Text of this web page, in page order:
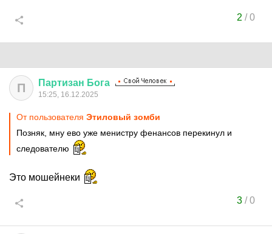
2 /0
П Партизан Бога
15:25, 16.12.2025
От пользователя Этиловый зомби
Позняк, мну ево уже менистру фенансов перекинул и
следователю
Это мошейнеки
3/0